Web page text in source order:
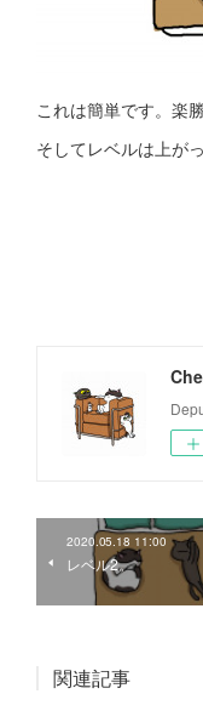
これは簡単です。楽
そしてレベルは上が
2020.05.18 11:00
レベル2。
関連記事